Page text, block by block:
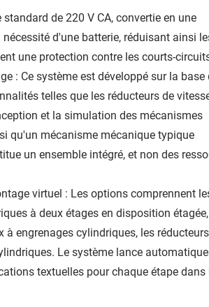
de 220 V CA, convertie en une
d'une batterie, réduisant ainsi
une protection contre les courts-
: Ce système est développé sur la base
telles que les réducteurs de
et la simulation des mécanismes
qu'un mécanisme mécanique typique
un ensemble intégré, et non des
virtuel : Les options comprennent
à deux étages en disposition
engrenages cylindriques, les
Le système lance
textuelles pour chaque étape dans